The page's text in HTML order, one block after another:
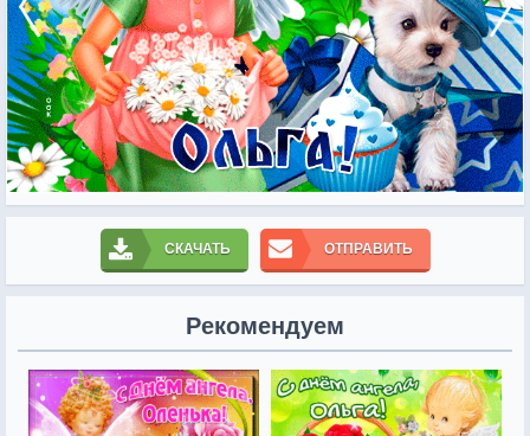
СКАЧАТЬ ОТПРАВИТЬ
Рекомендуем